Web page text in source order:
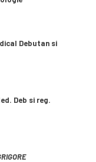
Debutan si
Deb si reg.